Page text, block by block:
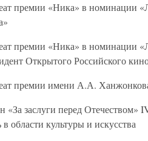
премии «Ника» в номинации
премии «Ника» в номинации
Открытого Российского
премии имени А.А.
«За заслуги перед
в области культуры и искусства